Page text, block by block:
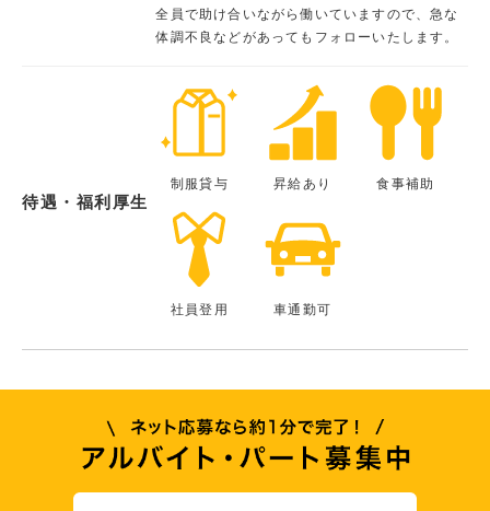
全員で助け合いながら働いていますので、急な
体調不良などがあってもフォローいたします。
待遇・福利厚生
制服貸与 昇給あり 食事補助
社員登用 車通勤可